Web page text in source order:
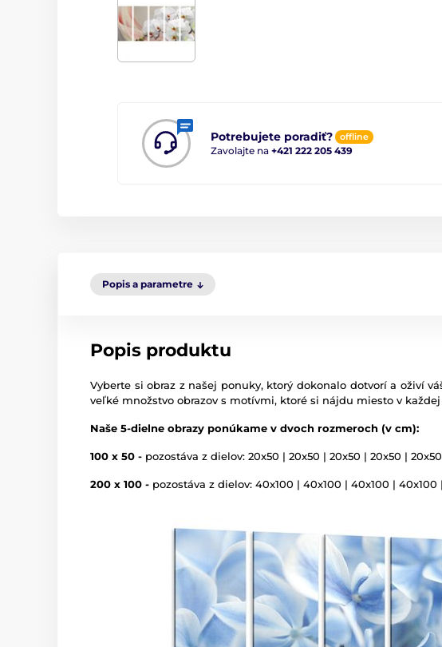
Potrebujete poradiť? offline
Zavolajte na +421 222 205 439
Popis a parametre
Popis produktu
Vyberte si obraz z našej ponuky, ktorý dokonalo dotvorí a oživí
veľké množstvo obrazov s motívmi, ktoré si nájdu miesto v
Naše 5-dielne obrazy ponúkame v dvoch rozmeroch (v cm):
100 x 50 - pozostáva z dielov: 20x50 | 20x50 | 20x50 | 20x50 | 20x50
200 x 100 - pozostáva z dielov: 40x100 | 40x100 | 40x100 | 40x100